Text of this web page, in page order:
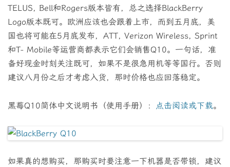
TELUS, Bell和Rogers版本皆有，总之选择BlackBerry
Logo版本既可。欧洲应该也会跟着上市，而到五月底，美
国也将可能在5月底发布，ATT, Verizon Wireless, Sprint
和T- Mobile等运营商都表示它们会销售Q10。一句话，准
备好现金时刻关注既可，如果不是很急用机等等国行。否则
建议八月份之后才考虑入货，那时价格也应回落稳定。
黑莓Q10简体中文说明书（使用手册）： 点击阅读或下载。
如果真的想购买，那购买时要注意一下机器是否带锁，建议